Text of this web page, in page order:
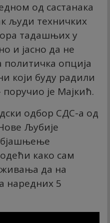
од састанака
људи техничких
тадашњих у
и јасно да не
политичка опција
који буду радили
је Мајкић.
одбор СДС-а од
Љубије
како сам
да на
наредних 5